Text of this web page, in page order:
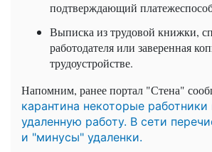
подтверждающий
Выписка из трудовой книжки,
работодателя или заверенная
трудоустройстве.
Напомним, ранее портал "Стена"
карантина некоторые
удаленную работу. В сети
и "минусы" удаленки.